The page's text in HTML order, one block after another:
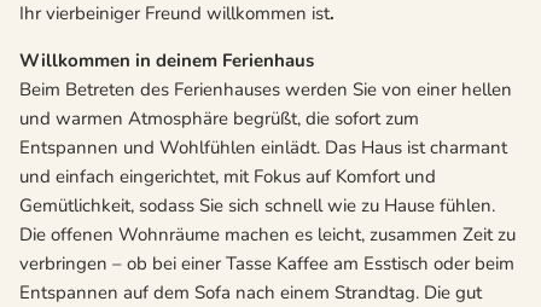
Ihr vierbeiniger Freund willkommen ist.
Willkommen in deinem Ferienhaus
Beim Betreten des Ferienhauses werden Sie von einer hellen
und warmen Atmosphäre begrüßt, die sofort zum
Entspannen und Wohlfühlen einlädt. Das Haus ist charmant
und einfach eingerichtet, mit Fokus auf Komfort und
Gemütlichkeit, sodass Sie sich schnell wie zu Hause fühlen.
Die offenen Wohnräume machen es leicht, zusammen Zeit zu
verbringen – ob bei einer Tasse Kaffee am Esstisch oder beim
Entspannen auf dem Sofa nach einem Strandtag. Die gut